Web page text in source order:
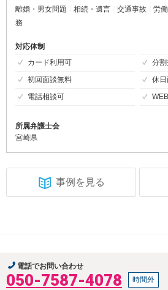
離婚・男女問題
相続・遺言 交通事故 労
務
対応体制
カード利用可
分
初回面談無料
休
電話相談可
所属弁護士会
宮崎県
事例を見る
電話でお問い合わせ
050-7587-4078 時間外